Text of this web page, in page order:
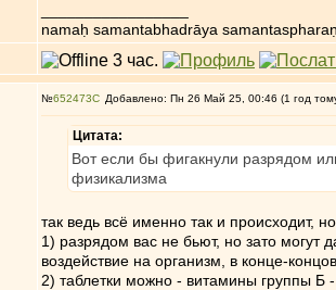
namaḥ samantabhadrāya
№652473 Добавлено: Пн 26 Май 25, 00:46 (1 год
Цитата:
Вот если бы фигакнули разрядом
физикализма
так ведь всё именно так и происходит,
1) разрядом вас не бьют, но зато могут
воздействие на организм, в конце-
2) таблетки можно - витамины группы Б